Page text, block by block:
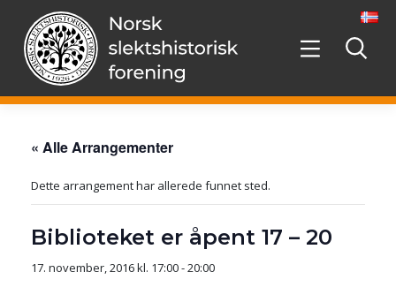
videre
innholdet
« Alle Arrangementer
Dette arrangement har allerede funnet sted.
Biblioteket er åpent 17 – 20
17. november, 2016 kl. 17:00-20:00